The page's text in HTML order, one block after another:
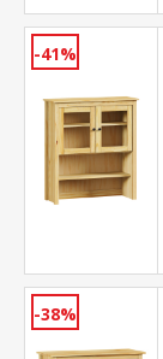
-41%
-38%